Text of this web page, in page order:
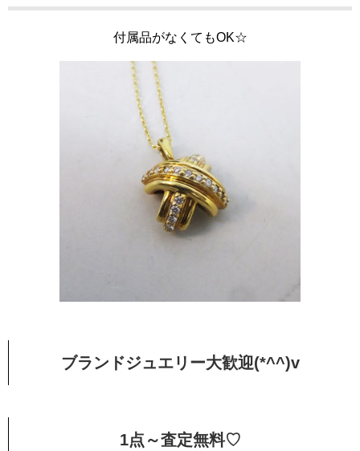
付属品がなくてもOK☆
ブランドジュエリー大歓迎(*^^)v
1点～査定無料♡